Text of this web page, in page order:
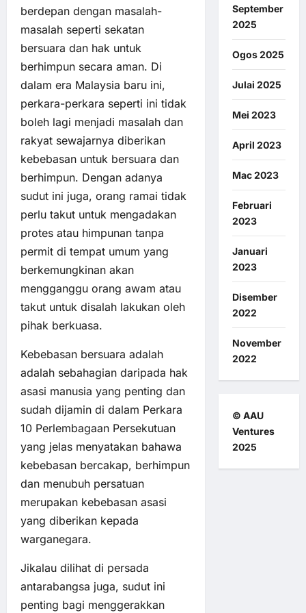
berdepan dengan masalah-
masalah seperti sekatan
bersuara dan hak untuk
berhimpun secara aman. Di
dalam era Malaysia baru ini,
perkara-perkara seperti ini tidak
boleh lagi menjadi masalah dan
rakyat sewajarnya diberikan
kebebasan untuk bersuara dan
berhimpun. Dengan adanya
sudut ini juga, orang ramai tidak
perlu takut untuk mengadakan
protes atau himpunan tanpa
permit di tempat umum yang
berkemungkinan akan
mengganggu orang awam atau
takut untuk disalah lakukan oleh
pihak berkuasa.
Kebebasan bersuara adalah
adalah sebahagian daripada hak
asasi manusia yang penting dan
sudah dijamin di dalam Perkara
10 Perlembagaan Persekutuan
yang jelas menyatakan bahawa
kebebasan bercakap, berhimpun
dan menubuh persatuan
merupakan kebebasan asasi
yang diberikan kepada
warganegara.
Jikalau dilihat di persada
antarabangsa juga, sudut ini
penting bagi menggerakkan
September
2025
Ogos 2025
Julai 2025
Mei 2023
April 2023
Mac 2023
Februari
2023
Januari
2023
Disember
2022
November
2022
© AAU
Ventures
2025